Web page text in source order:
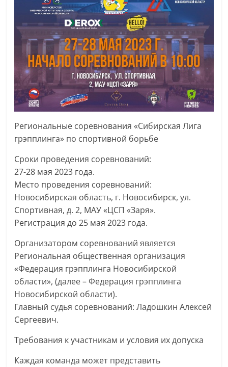
Региональные соревнования «Сибирская Лига
грэпплинга» по спортивной борьбе
Сроки проведения соревнований:
27-28 мая 2023 года.
Место проведения соревнований:
Новосибирская область, г. Новосибирск, ул.
Спортивная, д. 2, МАУ «ЦСП «Заря».
Регистрация до 25 мая 2023 года.
Организатором соревнований является
Региональная общественная организация
«Федерация грэпплинга Новосибирской
области», (далее – Федерация грэпплинга
Новосибирской области).
Главный судья соревнований: Ладошкин Алексей
Сергеевич.
Требования к участникам и условия их допуска
Каждая команда может представить